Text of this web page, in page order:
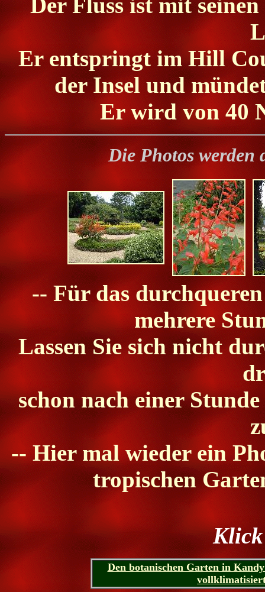
Er entspringt im Hill
der Insel und
Er wird von 40
Die Photos
-- Für das
mehrere
Lassen Sie sich nicht
schon nach einer
-- Hier mal wieder ein
tropischen
Den botanischen Garten in